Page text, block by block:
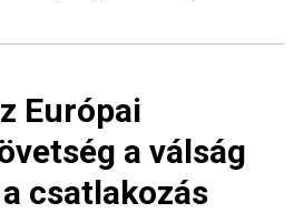
Európai
a válság
csatlakozás